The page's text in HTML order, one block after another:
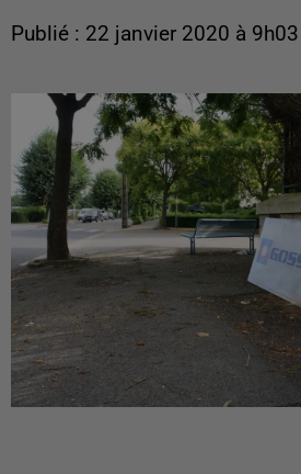
Publié : 22 janvier 2020 à 9h03